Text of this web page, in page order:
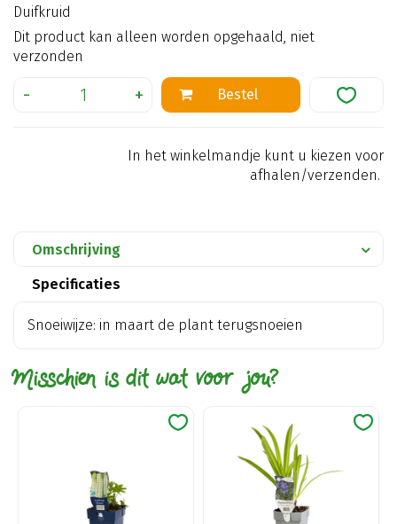
Duifkruid
Dit product kan alleen worden opgehaald, niet
verzonden
In het winkelmandje kunt u kiezen voor
afhalen/verzenden.
Omschrijving
Specificaties
Snoeiwijze: in maart de plant terugsnoeien
Misschien is dit wat voor jou?